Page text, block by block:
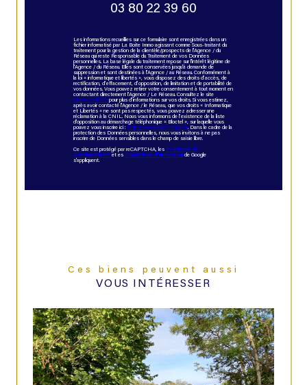
03 80 22 39 60
Les informations recueillies sur ce formulaire sont enregistrées dans un
fichier informatisé par La Boite Immo agissant comme Sous-traitant du
traitement pour la gestion de la clientèle/prospects de l'Agence / du
Réseau qui reste Responsable du Traitement de vos Données
personnelles. La base légale du traitement repose sur l'intérêt légitime de
l'Agence / du Réseau. Elles sont conservées jusqu'à demande de
suppression et sont destinées à l'Agence / au Réseau. Conformément à
la loi « informatique et libertés », vous disposez des droits d’accès, de
rectification, d’effacement, d’opposition, de limitation et de portabilité de
vos données. Vous pouvez retirer votre consentement à tout moment en
contactant directement l’Agence / Le Réseau. Consultez le site
https://cnil.fr/fr pour plus d’informations sur vos droits. Si vous estimez,
après avoir contacté l'Agence / le Réseau, que vos droits « Informatique
et Libertés » ne sont pas respectés, vous pouvez adresser une
réclamation à la CNIL. Nous vous informons de l’existence de la liste
d'opposition au démarchage téléphonique « Bloctel », sur laquelle vous
pouvez vous inscrire ici : https://www.bloctel.gouv.fr. Dans le cadre de la
protection des Données personnelles, nous vous invitons à ne pas
inscrire de Données sensibles dans le champ de saisie libre.
Ce site est protégé par reCAPTCHA, lesPolitiques de
Confidentialité et es Conditions d'utilisation de Google
s'appliquent.
Ces biens peuvent aussi
VOUS INTÉRESSER